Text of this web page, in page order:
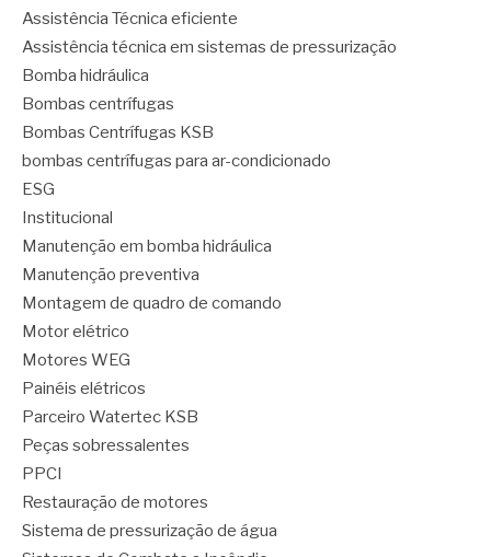
Assistência Técnica eficiente
Assistência técnica em sistemas de pressurização
Bomba hidráulica
Bombas centrífugas
Bombas Centrífugas KSB
bombas centrífugas para ar-condicionado
ESG
Institucional
Manutenção em bomba hidráulica
Manutenção preventiva
Montagem de quadro de comando
Motor elétrico
Motores WEG
Painéis elétricos
Parceiro Watertec KSB
Peças sobressalentes
PPCI
Restauração de motores
Sistema de pressurização de água